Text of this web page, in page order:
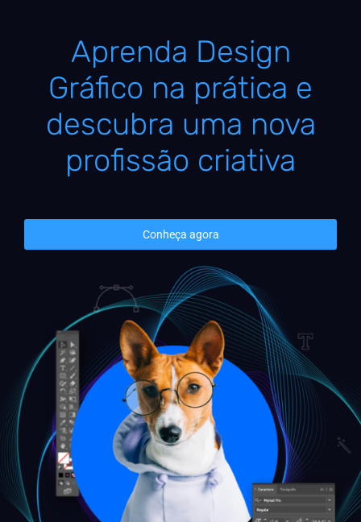
Aprenda Design
Gráfico na prática e
descubra uma nova
profissão criativa
Conheça agora